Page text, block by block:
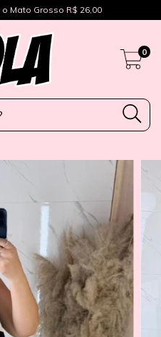
Mato Grosso R$ 26,00
0